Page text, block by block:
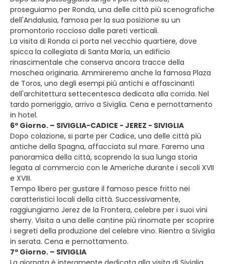
proseguiamo per Ronda, una delle città più scenografiche
dell'Andalusia, famosa per la sua posizione su un
promontorio roccioso dalle pareti verticali.
La visita di Ronda ci porta nel vecchio quartiere, dove
spicca la collegiata di Santa María, un edificio
rinascimentale che conserva ancora tracce della
moschea originaria. Ammireremo anche la famosa Plaza
de Toros, uno degli esempi più antichi e affascinanti
dell'architettura settecentesca dedicata alla corrida. Nel
tardo pomeriggio, arrivo a Siviglia. Cena e pernottamento
in hotel.
6º Giorno. – SIVIGLIA-CADICE - JEREZ - SIVIGLIA
Dopo colazione, si parte per Cadice, una delle città più
antiche della Spagna, affacciata sul mare. Faremo una
panoramica della città, scoprendo la sua lunga storia
legata al commercio con le Americhe durante i secoli XVII
e XVIII.
Tempo libero per gustare il famoso pesce fritto nei
caratteristici locali della città. Successivamente,
raggiungiamo Jerez de la Frontera, celebre per i suoi vini
sherry. Visita a una delle cantine più rinomate per scoprire
i segreti della produzione del celebre vino. Rientro a Siviglia
in serata. Cena e pernottamento.
7º Giorno. – SIVIGLIA